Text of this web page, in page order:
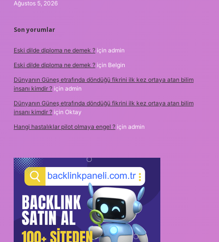
Ağustos 5, 2026
Son yorumlar
Eski dilde diploma ne demek ? için admin
Eski dilde diploma ne demek ? için Belgin
Dünyanın Güneş etrafında döndüğü fikrini ilk kez ortaya atan bilim
insanı kimdir ? için admin
Dünyanın Güneş etrafında döndüğü fikrini ilk kez ortaya atan bilim
insanı kimdir ? için Oktay
Hangi hastalıklar pilot olmaya engel ? için admin